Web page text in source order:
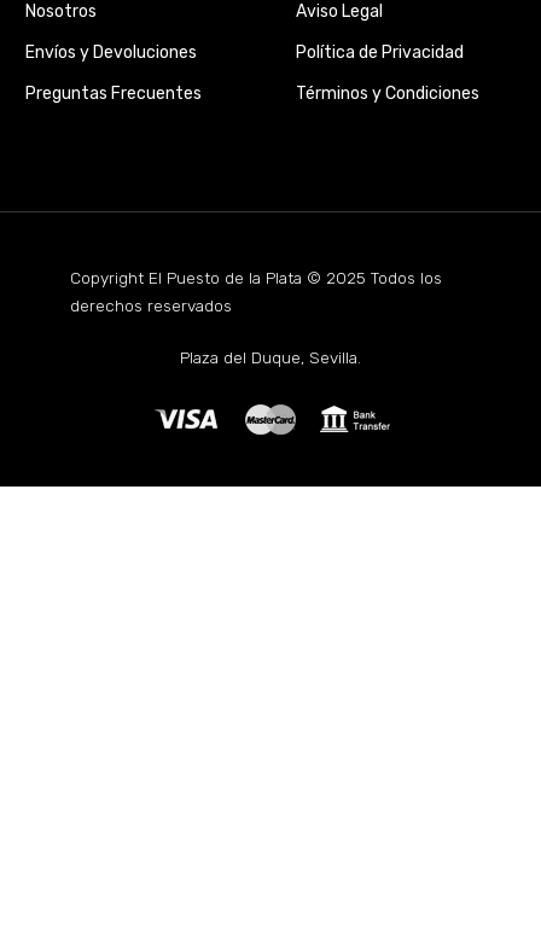
Nosotros
Envíos y Devoluciones
Preguntas Frecuentes
Aviso Legal
Política de Privacidad
Términos y Condiciones
Copyright El Puesto de la Plata © 2025 Todos los
derechos reservados
Plaza del Duque, Sevilla.